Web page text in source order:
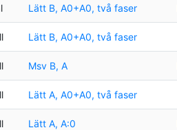
Lätt B, A0+A0, två faser
Lätt B, A0+A0, två faser
Msv B, A
Lätt A, A0+A0, två faser
Lätt A, A:0